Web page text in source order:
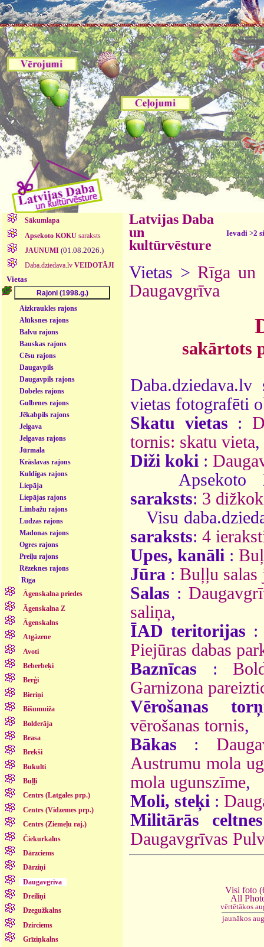
Sākumlapa
Apsekoto KOKUsaraksts
JAUNUMI (01.08.2026.)
Daba.dziedava.lv VEIDOTĀJI
Vietas
Aizkraukles rajons
Alūksnes rajons
Balvu rajons
Bauskas rajons
Cēsu rajons
Daugavpils
Daugavpils rajons
Dobeles rajons
Gulbenes rajons
Jēkabpils rajons
Jelgava
Jelgavas rajons
Jūrmala
Krāslavas rajons
Kuldīgas rajons
Liepāja
Liepājas rajons
Limbažu rajons
Ludzas rajons
Madonas rajons
Ogres rajons
Preiļu rajons
Rēzeknes rajons
Rīga
Āgenskalna priedes
Āgenskalna Z
Āgenskalns
Atgāzene
Avoti
Beberbeķi
Berģi
Bieriņi
Bišumuiža
Bolderāja
Brasa
Brekši
Bukulti
Buļļi
Centrs (Latgales prp.)
Centrs (Vidzemes prp.)
Centrs (Ziemeļu raj.)
Čiekurkalns
Dārzciems
Dārziņi
Daugavgrīva
Dreiliņi
Dzegužkalns
Dzirciems
Grīziņkalns
Latvijas Daba
un
kultūrvēsture
Ievadi >2
Vietas >Rīga un
Daugavgrīva
sakārtots
vietas fotografēti
Skatu vietas :
tornis: skatu vieta,
Diži koki :
Apsekoto
saraksts: 3
Visu
saraksts: 4
Upes, kanāli :
Jūra : Buļļu salas
Salas :
saliņa,
ĪAD teritorijas
Piejūras dabas
Baznīcas :
Garnizona
Vērošanas
vērošanas tornis,
Bākas :
Austrumu mola
mola ugunszīme,
Moli, steķi :
Militārās celtnes
Daugavgrīvas
Visi foto
All
vērtētākos
jaunākos